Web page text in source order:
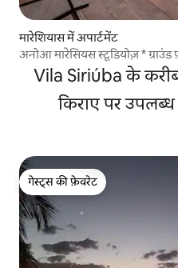
मारेशियास में अपार्टमेंट
अनोआ मारेसियस स्टूडियोज़ *
Vila Siriúba के करीब
किराए पर
गेस्ट्स की फ़ेवरेट
गेस्ट्स की फ़ेवरेट